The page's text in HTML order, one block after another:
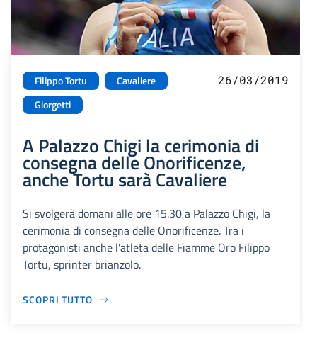
Filippo Tortu
Cavaliere
Giorgetti
26/03/2019
A Palazzo Chigi la cerimonia di
consegna delle Onorificenze,
anche Tortu sarà Cavaliere
Si svolgerà domani alle ore 15.30 a Palazzo Chigi, la
cerimonia di consegna delle Onorificenze. Tra i
protagonisti anche l'atleta delle Fiamme Oro Filippo
Tortu, sprinter brianzolo.
SCOPRI TUTTO